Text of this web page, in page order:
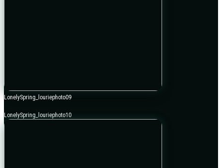
LonelySpring_louriephoto09
LonelySpring_louriephoto10